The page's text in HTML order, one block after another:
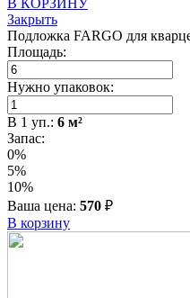
В КОРЗИНУ
Закрыть
Подложка FARGO для
Площадь:
Нужно упаковок:
В 1 уп.: 6 м²
Запас:
0%
5%
10%
Ваша цена: 570 ₽
В корзину